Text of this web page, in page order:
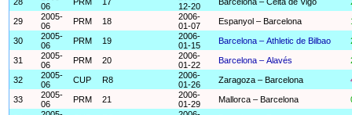
06
12-20
29
2005-
06
PRM 18
2006-
01-07
Espanyol – Barcelona
30
2005-
06
PRM 19
2006-
01-15
Barcelona – Athletic de Bilbao
31
2005-
06
PRM 20
2006-
01-22
Barcelona – Alavés
32
2005-
06
CUP R8
2006-
01-26
Zaragoza – Barcelona
33
2005-
06
PRM 21
2006-
01-29
Mallorca – Barcelona